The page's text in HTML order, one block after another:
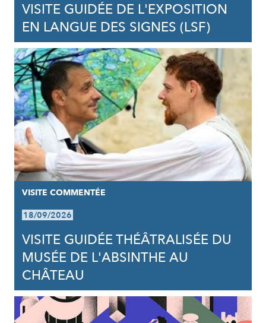
VISITE GUIDÉE DE L'EXPOSITION
EN LANGUE DES SIGNES (LSF)
VISITE COMMENTÉE
18/09/2026
VISITE GUIDÉE THÉÂTRALISÉE DU
MUSÉE DE L'ABSINTHE AU
CHÂTEAU